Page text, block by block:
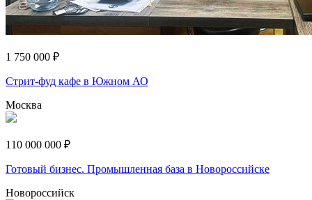
1 750 000 ₽
Стрит-фуд кафе в Южном АО
Москва
110 000 000 ₽
Готовый бизнес. Промышленная база в Новороссийске
Новороссийск